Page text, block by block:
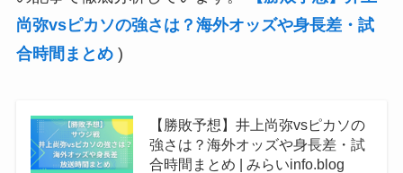
尚弥vsピカソの強さは？海外オッズや身長差・試
合時間まとめ )
【勝敗予想】井上尚弥vsピカソの
強さは？海外オッズや身長差・試
合時間まとめ | みらいinfo.blog